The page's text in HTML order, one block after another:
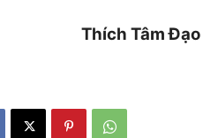
Thích Tâm Đạo